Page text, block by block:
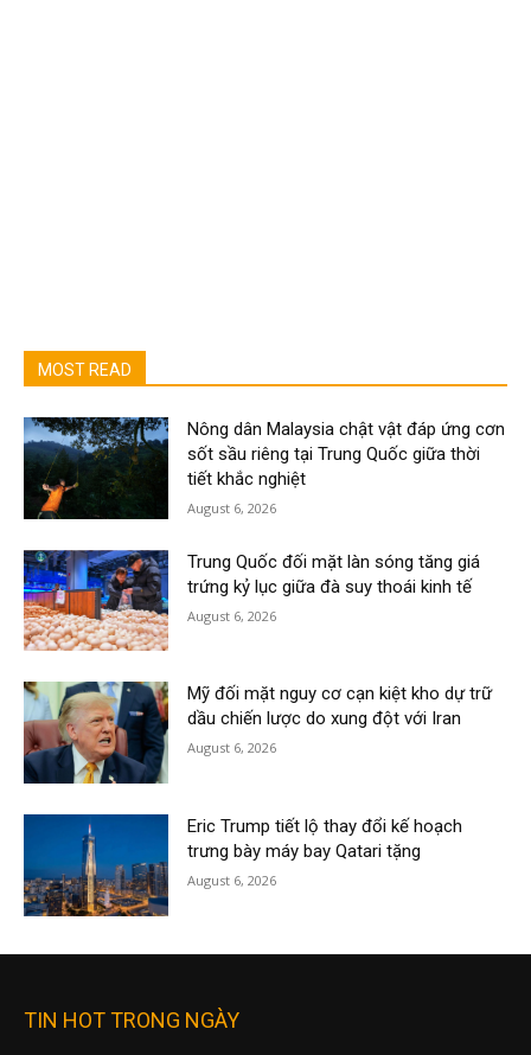
MOST READ
Nông dân Malaysia chật vật đáp ứng cơn
sốt sầu riêng tại Trung Quốc giữa thời
tiết khắc nghiệt
August 6, 2026
Trung Quốc đối mặt làn sóng tăng giá
trứng kỷ lục giữa đà suy thoái kinh tế
August 6, 2026
Mỹ đối mặt nguy cơ cạn kiệt kho dự trữ
dầu chiến lược do xung đột với Iran
August 6, 2026
Eric Trump tiết lộ thay đổi kế hoạch
trưng bày máy bay Qatari tặng
August 6, 2026
TIN HOT TRONG NGÀY